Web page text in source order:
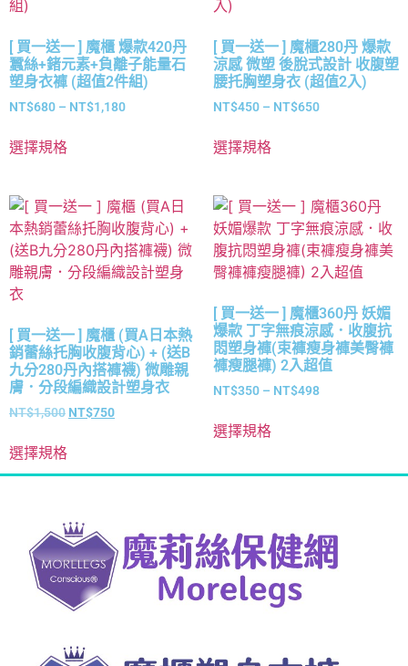
[ 買一送一 ] 魔櫃 爆款420丹
蠶絲+鍺元素+負離子能量石
塑身衣褲 (超值2件組)
NT$680 – NT$1,180
選擇規格
[ 買一送一 ] 魔櫃280丹 爆款
涼感 微塑 後脫式設計 收腹塑
腰托胸塑身衣 (超值2入)
NT$450 – NT$650
選擇規格
[ 買一送一 ] 魔櫃 (買A日本熱
銷蕾絲托胸收腹背心) + (送B
九分280丹內搭褲襪) 微雕親
膚．分段編織設計塑身衣
NT$1,500 NT$750
選擇規格
[ 買一送一 ] 魔櫃360丹 妖媚
爆款 丁字無痕涼感．收腹抗
悶塑身褲(束褲瘦身褲美臀褲
褲瘦腿褲) 2入超值
NT$350 – NT$498
選擇規格